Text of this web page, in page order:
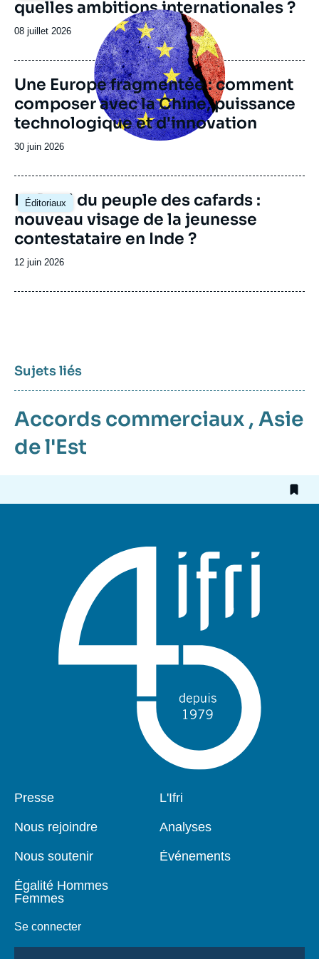
quelles ambitions internationales ?
Date
publication
08 juillet 2026
Image
principale
Une Europe fragmentée : comment
composer avec la Chine, puissance
technologique et d'innovation
Date
publication
30 juin 2026
Éditoriaux
Image
principale
Le Parti du peuple des cafards :
nouveau visage de la jeunesse
contestataire en Inde ?
Date
publication
12 juin 2026
Sujets liés
Accords commerciaux , Asie
de l'Est
Françoise NICOLAS, « Asie de l’Est : la
communauté économique impossible »,
Chapitre d'ouvrage, Ifri, 31 décembre 2014.
Copier
Pied
Presse
Nous rejoindre
Nous soutenir
Égalité Hommes
Femmes
Se connecter
Navigation
L'Ifri
Analyses
Événements